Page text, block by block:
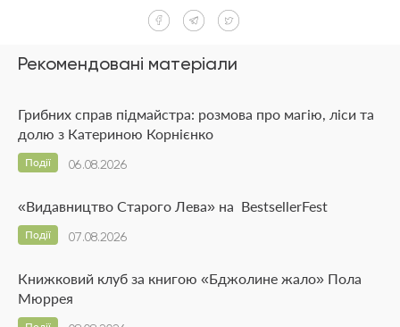
Рекомендовані матеріали
Грибних справ підмайстра: розмова про магію, ліси та
долю з Катериною Корнієнко
06.08.2026
Події
«Видавництво Старого Лева» на BestsellerFest
07.08.2026
Події
Книжковий клуб за книгою «Бджолине жало» Пола
Мюррея